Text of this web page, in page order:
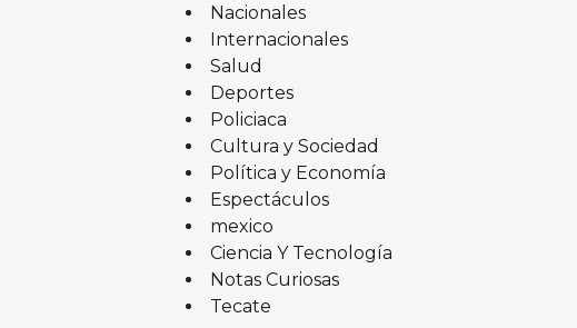
Nacionales
Internacionales
Salud
Deportes
Policiaca
Cultura y Sociedad
Política y Economía
Espectáculos
mexico
Ciencia Y Tecnología
Notas Curiosas
Tecate